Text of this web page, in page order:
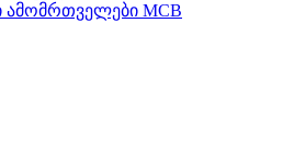
ამომრთველები MCB